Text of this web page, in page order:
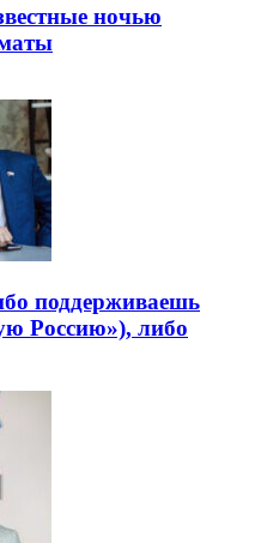
ночью
поддерживаешь
Россию»), либо